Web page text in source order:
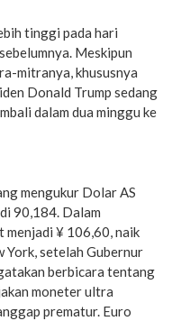
tinggi pada hari
Meskipun
mitranya, khususnya
Donald Trump sedang
dalam dua minggu ke
mengukur Dolar AS
90,184. Dalam
menjadi ¥ 106,60, naik
York, setelah Gubernur
berbicara tentang
moneter ultra
prematur. Euro